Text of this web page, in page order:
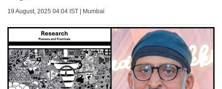
19 August, 2025 04:04 IST | Mumbai